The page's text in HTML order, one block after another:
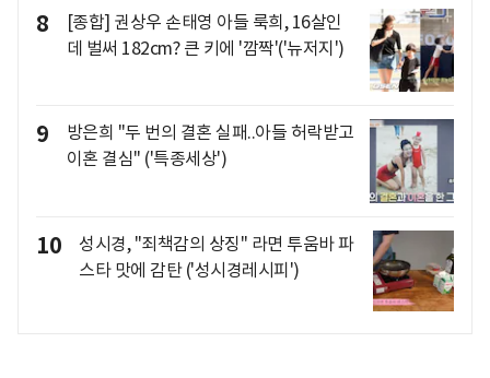
8
[종합] 권상우 손태영 아들 룩희, 16살인
데 벌써 182cm? 큰 키에 '깜짝'('뉴저지')
9
방은희 "두 번의 결혼 실패..아들 허락받고
이혼 결심" ('특종세상')
10
성시경, "죄책감의 상징" 라면 투움바 파
스타 맛에 감탄 ('성시경레시피')